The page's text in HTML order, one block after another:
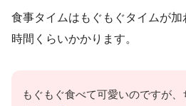
食事タイムはもぐもぐタイムが
時間くらいかかります。
もぐもぐ食べて可愛いのですが、